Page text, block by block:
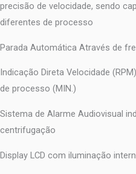
precisão de velocidade, sendo
diferentes de processo
Parada Automática Através de
Indicação Direta Velocidade
de processo (MIN.)
Sistema de Alarme Audiovisual
centrifugação
Display LCD com iluminação